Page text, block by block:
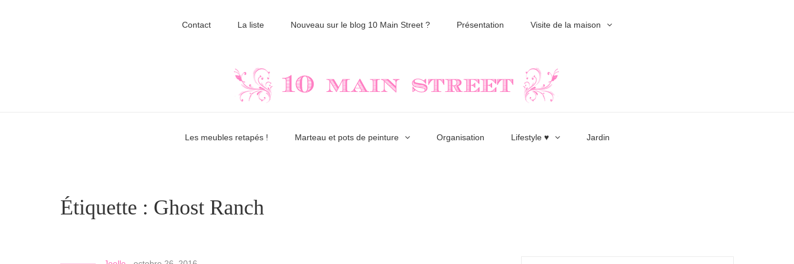
Contact La liste Nouveau sur le blog 10 Main Street ? Présentation Visite de la maison
Les meubles retapés ! Marteau et pots de peinture Organisation Lifestyle ♥ Jardin
Étiquette : Ghost Ranch